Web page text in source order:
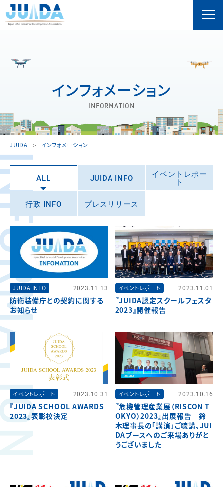
インフォメーション
INFORMATION
JUIDA インフォメーション
ALL JUIDA INFO
イベントレポー
ト
行政 INFO プレスリリース
JUIDA INFO 2023.11.13
防衛装備庁との契約に関する
お知らせ
イベントレポート 2023.11.01
『JUIDA認定スクールフェスタ
2023』開催報告
イベントレポート 2023.10.31
『JUIDA SCHOOL AWARDS
2023』表彰校決定
イベントレポート 2023.10.16
『危機管理産業展（RISCON T
OKYO）2023』出展報告 鈴
木理事長の「講演」ご聴講、JUI
DAブースへのご来場ありがと
うございました